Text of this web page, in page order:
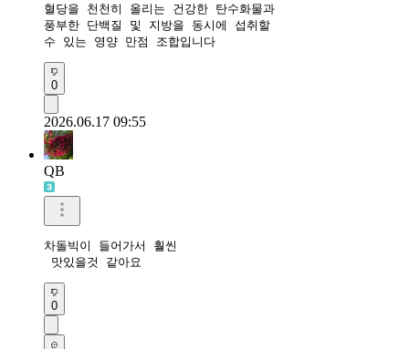
혈당을 천천히 올리는 건강한 탄수화물과
풍부한 단백질 및 지방을 동시에 섭취할
수 있는 영양 만점 조합입니다
0
2026.06.17 09:55
QB
차돌빅이 들어가서 훨씬
맛있을것 같아요
0